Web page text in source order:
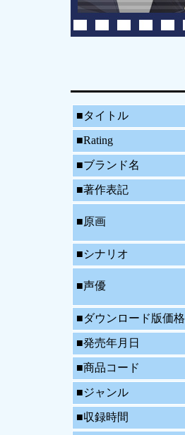
■タイトル
■Rating
■ブランド名
■著作表記
■原画
■シナリオ
■声優
■ダウンロード版価格
■発売年月日
■商品コード
■ジャンル
■収録時間